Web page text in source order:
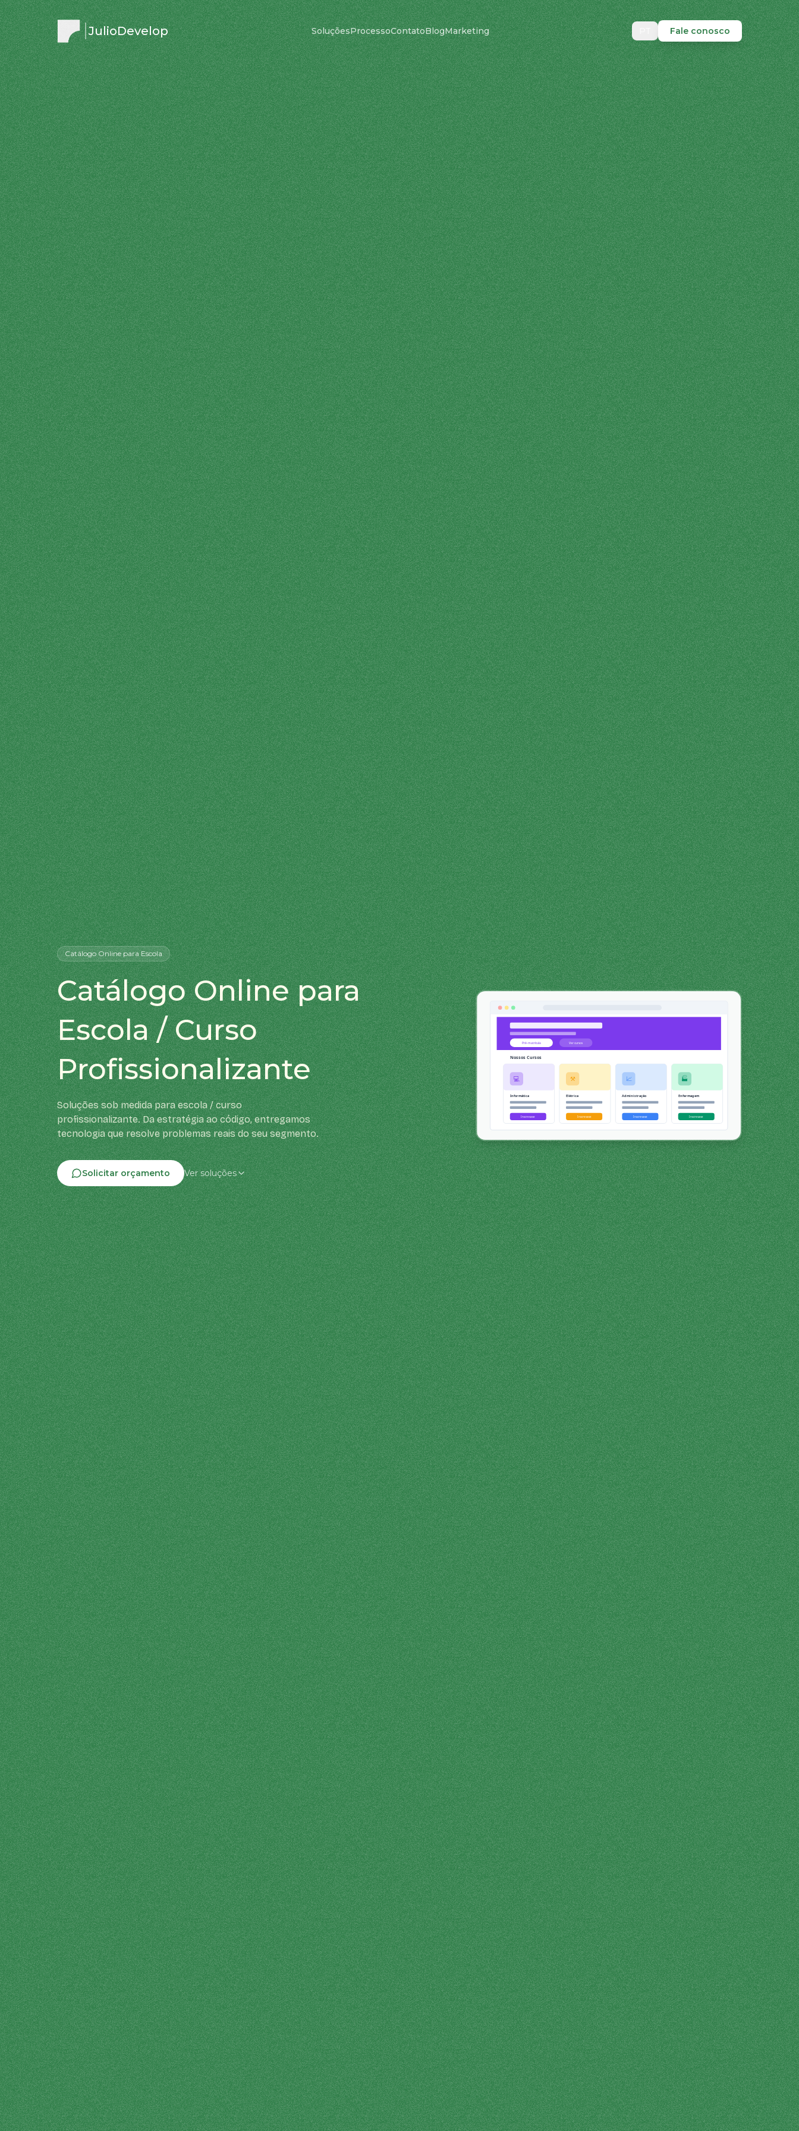
JulioDevelop SoluçõesProcessoContatoBlogMarketing Fale conosco
Catálogo Onlinepara Escola
Catálogo Online para
Escola / Curso
Profissionalizante
Soluções sob medida para escola / curso
profissionalizante. Da estratégia ao código, entregamos
tecnologia que resolve problemas reais do seu segmento.
Solicitar orçamento Ver soluções